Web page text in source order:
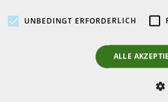
UNBEDINGT ERFORDERLICH
ALLE